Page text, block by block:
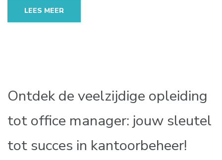
LEES MEER
Ontdek de veelzijdige opleiding
tot office manager: jouw sleutel
tot succes in kantoorbeheer!